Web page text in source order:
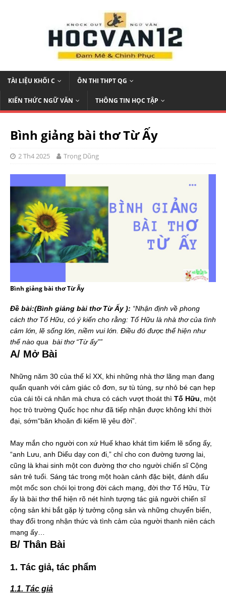
TÀI LIỆU KHỐI C ÔN THI THPT QG
KIẾN THỨC NGỮ VĂN THÔNG TIN HỌC TẬP
Bình giảng bài thơ Từ Ấy
2 Th4 2025 Trọng Dũng
Bình giảng bài thơ Từ Ấy
Đề bài:(Bình giảng bài thơ Từ Ấy ): “Nhận định về phong
cách thơ Tố Hữu, có ý kiến cho rằng: Tố Hữu là nhà thơ của tình
cảm lớn, lẽ sống lớn, niềm vui lớn. Điều đó được thể hiện như
thế nào qua bài thơ “Từ ấy””
A/ Mở Bài
Những năm 30 của thế kỉ XX, khi những nhà thơ lãng mạn đang
quẩn quanh với cảm giác cô đơn, sự tù túng, sự nhỏ bé cạn hẹp
của cái tôi cá nhân mà chưa có cách vượt thoát thì Tố Hữu, một
học trò trường Quốc học như đã tiếp nhận được không khí thời
đại, sớm“băn khoăn đi kiếm lẽ yêu đời”.
May mắn cho người con xứ Huế khao khát tìm kiếm lẽ sống ấy,
“anh Lưu, anh Diểu dạy con đi,” chỉ cho con đường tương lai,
cũng là khai sinh một con đường thơ cho người chiến sĩ Cộng
sản trẻ tuổi. Sáng tác trong một hoàn cảnh đặc biệt, đánh dấu
một mốc son chói lọi trong đời cách mạng, đời thơ Tố Hữu, Từ
ấy là bài thơ thể hiện rõ nét hình tượng tác giả người chiến sĩ
cộng sản khi bắt gặp lý tưởng cộng sản và những chuyển biến,
thay đổi trong nhận thức và tình cảm của người thanh niên cách
mạng ấy…
B/ Thân Bài
1. Tác giả, tác phẩm
1.1. Tác giả